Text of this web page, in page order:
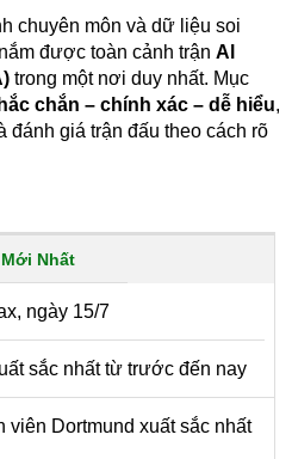
chuyên môn và dữ liệu soi
được toàn cảnh trận Al
trong một nơi duy nhất. Mục
chắn – chính xác – dễ hiểu,
đánh giá trận đấu theo cách rõ
Nhất
ngày 15/7
sắc nhất từ trước đến nay
viên Dortmund xuất sắc nhất